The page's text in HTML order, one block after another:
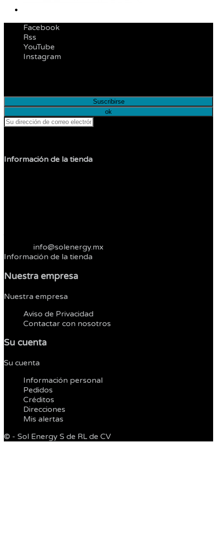
Facebook
Rss
YouTube
Instagram
Información de la tienda
info@solenergy.mx
Información de la tienda
Nuestra empresa
Nuestra empresa
Aviso de Privacidad
Contactar con nosotros
Su cuenta
Su cuenta
Información personal
Pedidos
Créditos
Direcciones
Mis alertas
© - Sol Energy S de RL de CV